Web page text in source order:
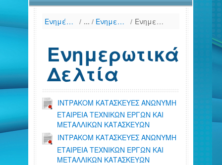
Ενημέρωση / Ενημερωτικά Δελτία & Πληροφοριακά Δελτία, 12μήνου / Ενημερωτικά Δελτία
Ενημερωτικά
Δελτία
ΙΝΤΡΑΚΟΜ ΚΑΤΑΣΚΕΥΕΣ ΑΝΩΝΥΜΗ
ΕΤΑΙΡΕΙΑ ΤΕΧΝΙΚΩΝ ΕΡΓΩΝ ΚΑΙ
ΜΕΤΑΛΛΙΚΩΝ ΚΑΤΑΣΚΕΥΩΝ
ΙΝΤΡΑΚΟΜ ΚΑΤΑΣΚΕΥΕΣ ΑΝΩΝΥΜΗ
ΕΤΑΙΡΕΙΑ ΤΕΧΝΙΚΩΝ ΕΡΓΩΝ ΚΑΙ
ΜΕΤΑΛΛΙΚΩΝ ΚΑΤΑΣΚΕΥΩΝ